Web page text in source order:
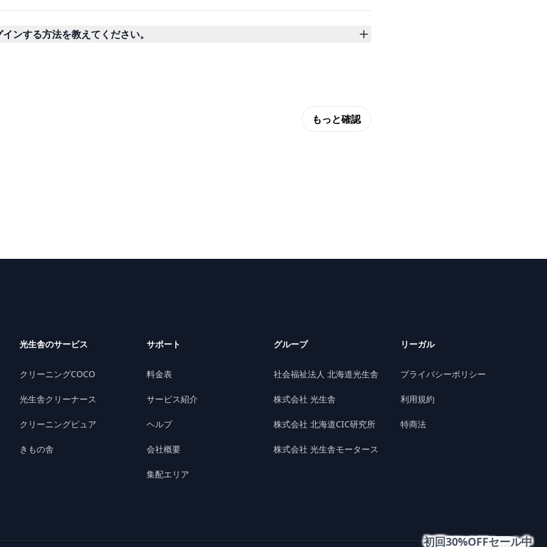
ンする方法を教えてください。
もっと確認
初回30%OFFセール中
光生舎のサービス
クリーニングCOCO
光生舎クリーナース
クリーニングピュア
きもの舎
サポート
料金表
サービス紹介
ヘルプ
会社概要
集配エリア
グループ
社会福祉法人 北海道光生舎
株式会社 光生舎
株式会社 北海道CIC研究所
株式会社 光生舎モータース
リーガル
プライバシーポリシー
利用規約
特商法